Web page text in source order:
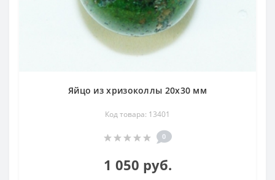
Яйцо из хризоколлы 20х30 мм
Код товара: 13401
0
1 050 руб.